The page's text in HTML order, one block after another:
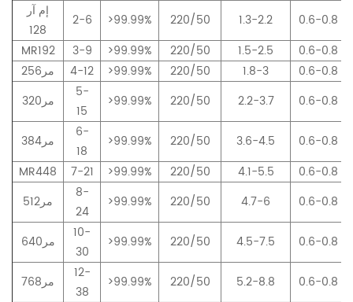
إم آر
128
2-6 >99.99% 220/50 1.3-2.2
0.6-0.8
MR192
3-9 >99.99% 220/50 1.5-2.5
0.6-0.8
مر256
4-12 >99.99% 220/50 1.8-3
0.6-0.8
مر320
5-
15
>99.99% 220/50 2.2-3.7 0.6-0.8
مر384
6-
18
>99.99% 220/50 3.6-4.5
0.6-0.8
MR448
7-21 >99.99% 220/50 4.1-5.5
0.6-0.8
مر512
8-
24
>99.99% 220/50 4.7-6 0.6-0.8
مر640
10-
30
>99.99% 220/50 4.5-7.5 0.6-0.8
مر768
12-
38
>99.99% 220/50 5.2-8.8 0.6-0.8